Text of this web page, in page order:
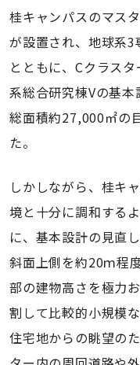
桂キャンパスのマス
が設置され、地球系
とともに、Cクラス
系総合研究棟Vの基本
総面積約27,000㎡の
た。
しかしながら、桂キ
境と十分に調和する
に、基本設計の見直
斜面上側を約20ｍ程
部の建物高さを極力
割して比較的小規模
住宅地からの眺望の